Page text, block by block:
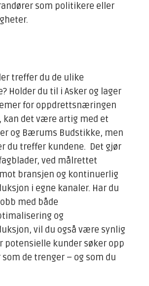
som politikere eller
treffer du de ulike
Holder du til i Asker og lager
for oppdrettsnæringen
kan det være artig med et
og Bærums Budstikke, men
du treffer kundene. Det gjør
ved målrettet
bransjen og kontinuerlig
i egne kanaler. Har du
med både
og
vil du også være synlig
potensielle kunder søker opp
de trenger – og som du